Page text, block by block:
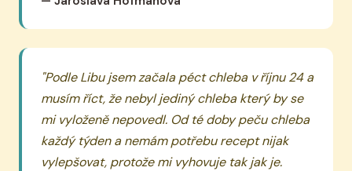
"Podle Libu jsem začala péct chleba v říjnu 24 a
musím říct, že nebyl jediný chleba který by se
mi vyloženě nepovedl. Od té doby peču chleba
každý týden a nemám potřebu recept nijak
vylepšovat, protože mi vyhovuje tak jak je.